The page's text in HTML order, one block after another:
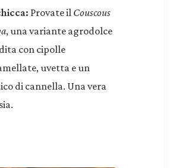
Provate il Couscous
, una variante agrodolce
con cipolle
uvetta e un
di cannella. Una vera